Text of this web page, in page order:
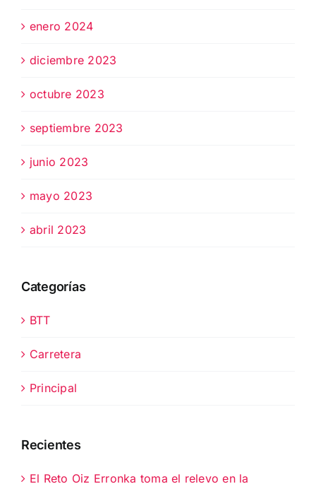
enero 2024
diciembre 2023
octubre 2023
septiembre 2023
junio 2023
mayo 2023
abril 2023
Categorías
BTT
Carretera
Principal
Recientes
El Reto Oiz Erronka toma el relevo en la